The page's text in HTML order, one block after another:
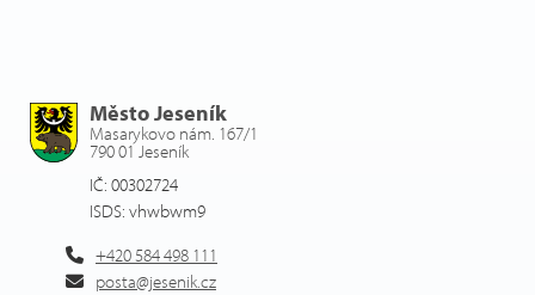
Město Jeseník
Masarykovo nám. 167/1
790 01 Jeseník
IČ: 00302724
ISDS: vhwbwm9
+420 584 498 111
posta@jesenik.cz